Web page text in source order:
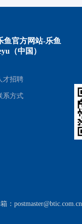
鱼官方网站-乐鱼
（中国）
才招聘
系方式
：postmaster@btic.com.cn